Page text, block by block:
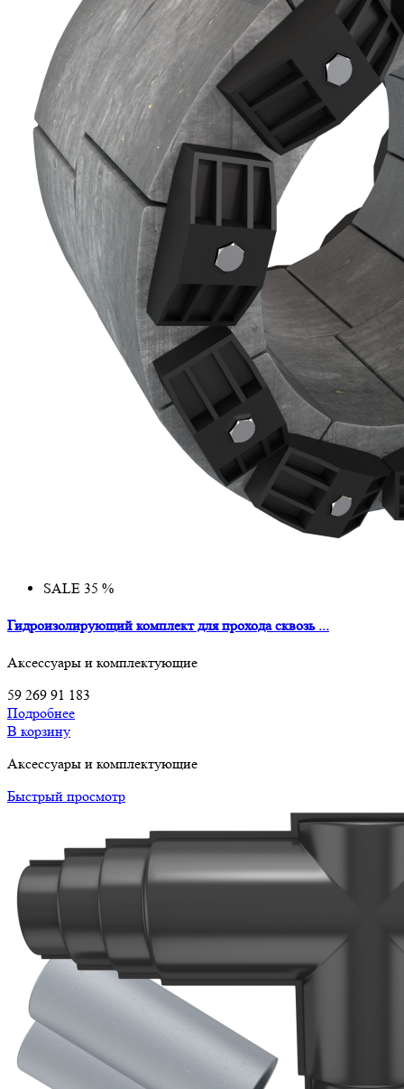
SALE 35 %
Гидроизолирующий комплект для прохода сквозь ...
Аксессуары и комплектующие
59 269 91 183
Подробнее
В корзину
Аксессуары и комплектующие
Быстрый просмотр